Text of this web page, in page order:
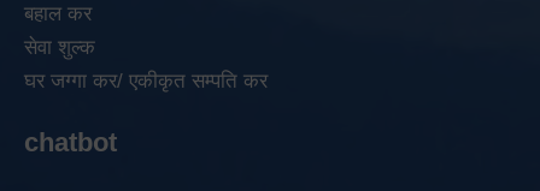
बहाल कर
सेवा शुल्क
घर जग्गा कर/ एकीकृत सम्पति कर
chatbot